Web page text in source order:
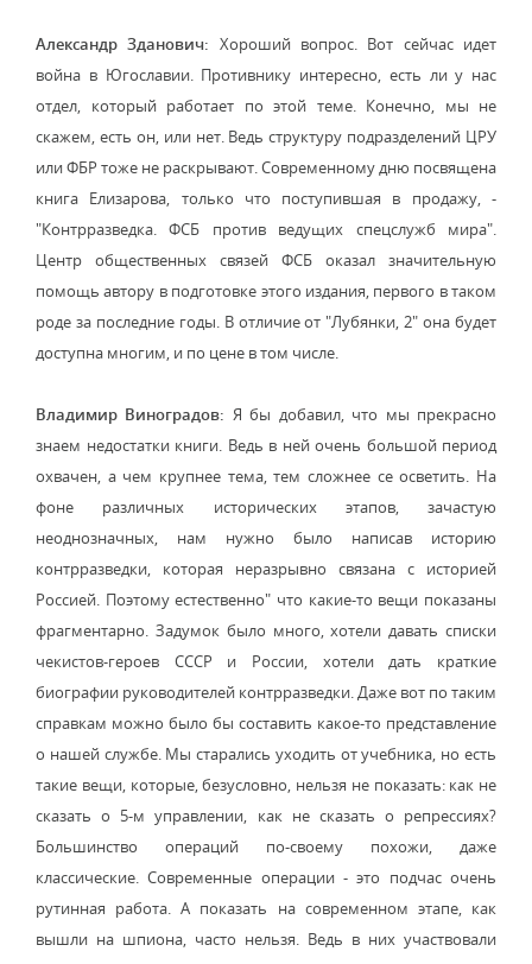
Александр Зданович: Хороший вопрос. Вот сейчас идет
война в Югославии. Противнику интересно, есть ли у нас
отдел, который работает по этой теме. Конечно, мы не
скажем, есть он, или нет. Ведь структуру подразделений ЦРУ
или ФБР тоже не раскрывают. Современному дню посвящена
книга Елизарова, только что поступившая в продажу, -
"Контрразведка. ФСБ против ведущих спецслужб мира".
Центр общественных связей ФСБ оказал значительную
помощь автору в подготовке этого издания, первого в таком
роде за последние годы. В отличие от "Лубянки, 2" она будет
доступна многим, и по цене в том числе.
Владимир Виноградов: Я бы добавил, что мы прекрасно
знаем недостатки книги. Ведь в ней очень большой период
охвачен, а чем крупнее тема, тем сложнее се осветить. На
фоне различных исторических этапов, зачастую
неоднозначных, нам нужно было написав историю
контрразведки, которая неразрывно связана с историей
Россией. Поэтому естественно" что какие-то вещи показаны
фрагментарно. Задумок было много, хотели давать списки
чекистов-героев СССР и России, хотели дать краткие
биографии руководителей контрразведки. Даже вот по таким
справкам можно было бы составить какое-то представление
о нашей службе. Мы старались уходить от учебника, но есть
такие вещи, которые, безусловно, нельзя не показать: как не
сказать о 5-м управлении, как не сказать о репрессиях?
Большинство операций по-своему похожи, даже
классические. Современные операции - это подчас очень
рутинная работа. А показать на современном этапе, как
вышли на шпиона, часто нельзя. Ведь в них участвовали